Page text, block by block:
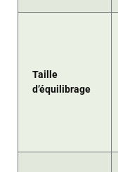
Taille
d’équilibrage